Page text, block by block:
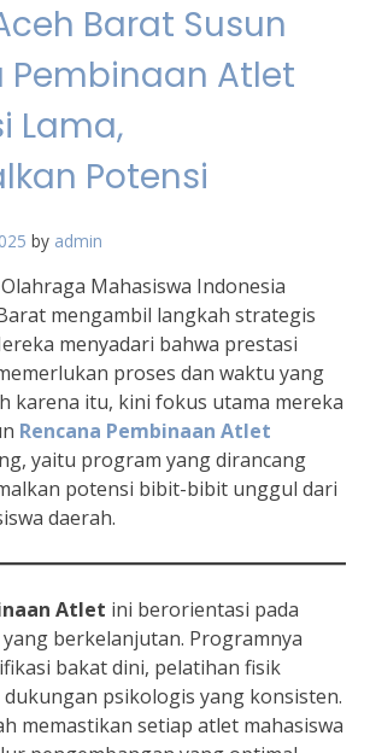
Barat Susun
Pembinaan Atlet
Lama,
Potensi
by admin
Mahasiswa Indonesia
mengambil langkah strategis
menyadari bahwa prestasi
proses dan waktu yang
karena itu, kini fokus utama mereka
Rencana Pembinaan Atlet
yaitu program yang dirancang
potensi bibit-bibit unggul dari
daerah.
Atlet ini berorientasi pada
berkelanjutan. Programnya
bakat dini, pelatihan fisik
psikologis yang konsisten.
memastikan setiap atlet mahasiswa